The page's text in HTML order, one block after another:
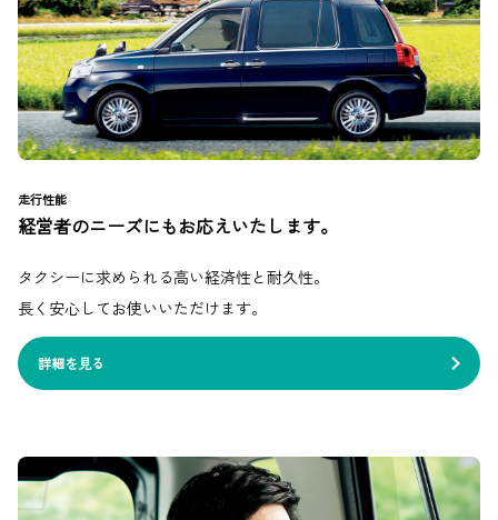
走行性能
経営者のニーズにもお応えいたします。
タクシーに求められる高い経済性と耐久性。
長く安心してお使いいただけます。
詳細を見る